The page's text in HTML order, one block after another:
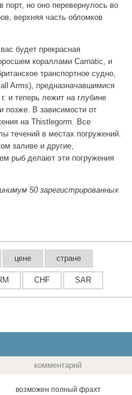
порт, но оно перевернулось во
верхняя часть обломков
будет прекрасная
кораллами Carnatic, и
транспортное судно,
Arms), предназначавшимися
и теперь лежит на глубине
позже. В зависимости от
на Thistlegorm. Все
течений в местах погружений.
заливе и другие,
рыб делают эти погружения
50 зарегистрированных
цене стране
CHF SAR
комментарий
возможен полный фрахт